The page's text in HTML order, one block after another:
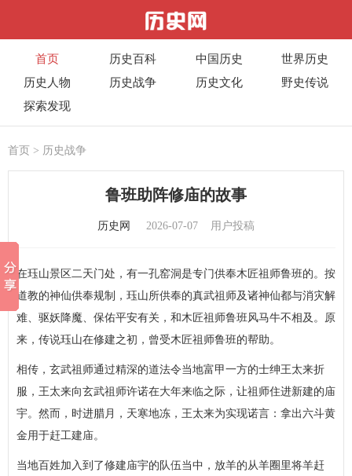
首页 历史百科 中国历史
世界历史
历史人物
历史战争 历史文化
野史传说
探索发现
首页 > 历史战争
鲁班助阵修庙的故事
历史网 2026-07-07 用户投稿
在珏山景区二天门处，有一孔窑洞是专门供奉木匠祖师鲁班的。按
道教的神仙供奉规制，珏山所供奉的真武祖师及诸神仙都与消灾解
难、驱妖降魔、保佑平安有关，和木匠祖师鲁班风马牛不相及。原
来，传说珏山在修建之初，曾受木匠祖师鲁班的帮助。
相传，玄武祖师通过精深的道法令当地富甲一方的士绅王太来折
服，王太来向玄武祖师许诺在大年来临之际，让祖师住进新建的庙
宇。然而，时进腊月，天寒地冻，王太来为实现诺言：拿出六斗黄
金用于赶工建庙。
当地百姓加入到了修建庙宇的队伍当中，放羊的从羊圈里将羊赶